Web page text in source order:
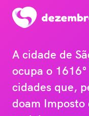
A cidade de
ocupa o
cidades que,
doam Imposto